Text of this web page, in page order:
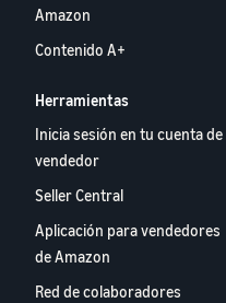
Amazon
Contenido A+
Herramientas
Inicia sesión en tu cuenta de
vendedor
Seller Central
Aplicación para vendedores
de Amazon
Red de colaboradores